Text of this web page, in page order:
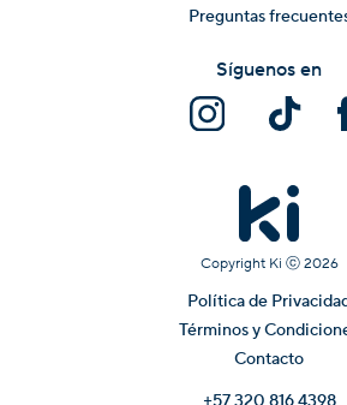
Preguntas
Copyright Ki ⓒ 2026
Política de
Términos y
Contacto
Síguenos en